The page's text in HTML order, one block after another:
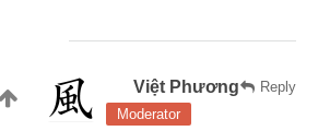
Reply
Việt Phương
Moderator